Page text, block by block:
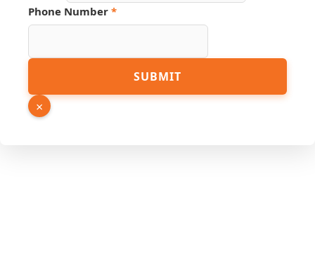
Source
Phone Number *
SUBMIT
×